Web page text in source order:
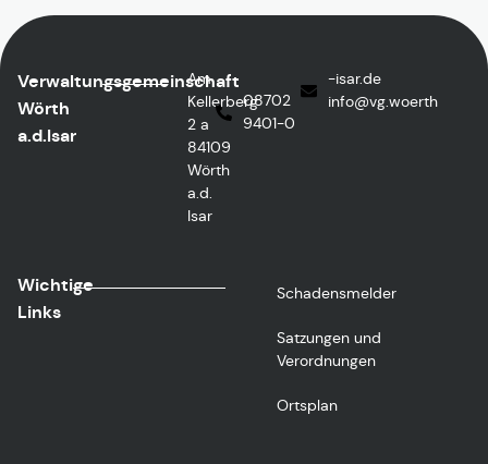
Verwaltungsgemeinschaft
Wörth
a.d.Isar
Am
Kellerberg
2 a
84109
Wörth
a.d.
Isar
08702
9401-0
ed.rasi-
htreow.gv
@ofni
Wichtige
Links
Schadensmelder
Satzungen und
Verordnungen
Ortsplan